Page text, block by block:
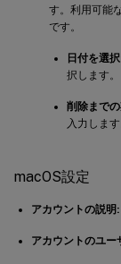
す。利用可能
です。
日付を選
択します。
削除まで
入力しま
macOS設定
アカウントの説明:
アカウントのユー